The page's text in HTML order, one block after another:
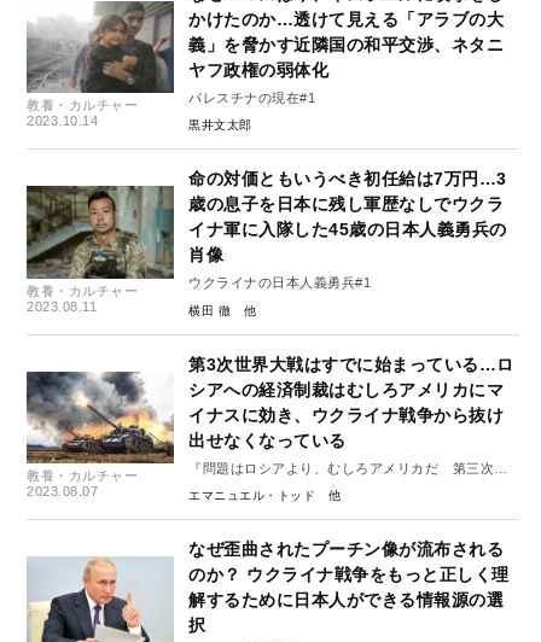
教養・カルチャー
2023.10.14
かけたのか…透けて見える「アラブの大
義」を脅かす近隣国の和平交渉、ネタニ
ヤフ政権の弱体化
パレスチナの現在#1
黒井文太郎
教養・カルチャー
2023.08.11
命の対価ともいうべき初任給は7万円…3
歳の息子を日本に残し軍歴なしでウクラ
イナ軍に入隊した45歳の日本人義勇兵の
肖像
ウクライナの日本人義勇兵#1
横田 徹
教養・カルチャー
2023.08.07
第3次世界大戦はすでに始まっている…ロ
シアへの経済制裁はむしろアメリカにマ
イナスに効き、ウクライナ戦争から抜け
出せなくなっている
『問題はロシアより、むしろアメリカだ 第三次世
界大戦に突入した世界』#1
エマニュエル・トッド
なぜ歪曲されたプーチン像が流布される
のか？ ウクライナ戦争をもっと正しく理
解するために日本人ができる情報源の選
択